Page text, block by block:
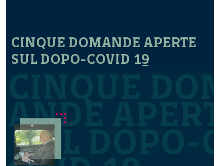
CINQUE DOMANDE APERTE
SUL DOPO-COVID 19